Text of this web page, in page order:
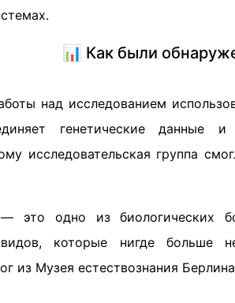
📊 Как были
над исследованием
генетические данные и
исследовательская группа
это одно из биологических
которые нигде больше
из Музея естествознания